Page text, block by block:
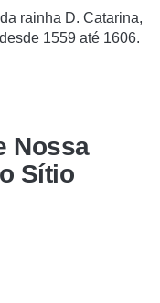
rainha D. Catarina,
1559 até 1606.
Nossa
Sí­tio